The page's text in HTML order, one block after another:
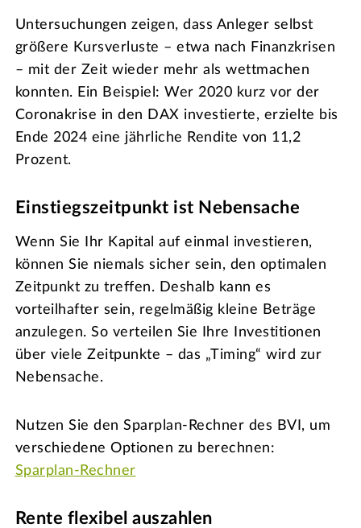
Untersuchungen zeigen, dass Anleger selbst
größere Kursverluste – etwa nach Finanzkrisen
– mit der Zeit wieder mehr als wettmachen
konnten. Ein Beispiel: Wer 2020 kurz vor der
Coronakrise in den DAX investierte, erzielte bis
Ende 2024 eine jährliche Rendite von 11,2
Prozent.
Einstiegszeitpunkt ist Nebensache
Wenn Sie Ihr Kapital auf einmal investieren,
können Sie niemals sicher sein, den optimalen
Zeitpunkt zu treffen. Deshalb kann es
vorteilhafter sein, regelmäßig kleine Beträge
anzulegen. So verteilen Sie Ihre Investitionen
über viele Zeitpunkte – das „Timing“ wird zur
Nebensache.
Nutzen Sie den Sparplan-Rechner des BVI, um
verschiedene Optionen zu berechnen:
Sparplan-Rechner
Rente flexibel auszahlen